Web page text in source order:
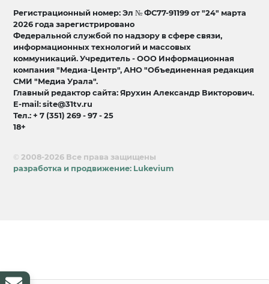
Регистрационный номер: Эл № ФС77-91199 от "24" марта
2026 года зарегистрировано
Федеральной службой по надзору в сфере связи,
информационных технологий и массовых
коммуникаций. Учредитель - ООО Информационная
компания "Медиа-Центр", АНО "Объединенная редакция
СМИ "Медиа Урала".
Главный редактор сайта: Ярухин Александр Викторович.
E-mail: site@31tv.ru
Тел.: + 7 (351) 269 - 97 - 25
18+
© 2008-2026 Все права защищены
разработка и продвижение: Lukevium